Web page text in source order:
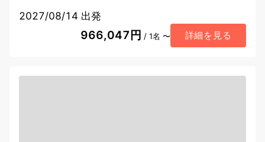
2027/08/14 出発
966,047円 / 1名 〜 詳細を見る